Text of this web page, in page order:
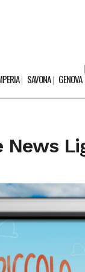
SAVONA GENOVA
News